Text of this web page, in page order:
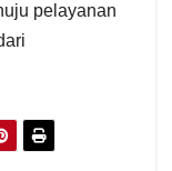
pelayanan